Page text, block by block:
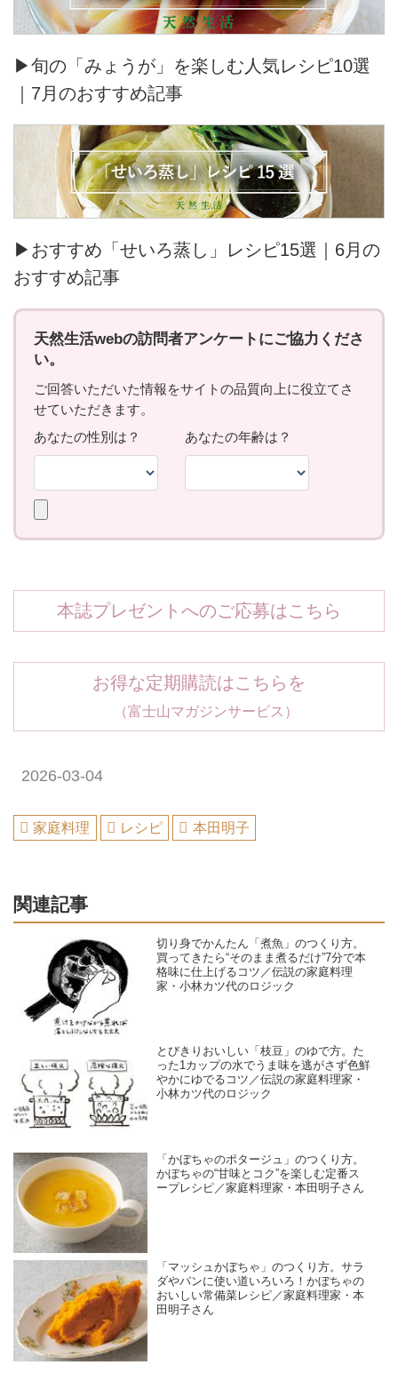
▶旬の「みょうが」を楽しむ人気レシピ10選
｜7月のおすすめ記事
▶おすすめ「せいろ蒸し」レシピ15選｜6月の
おすすめ記事
本誌プレゼントへのご応募はこちら
お得な定期購読はこちらを
（富士山マガジンサービス）
2026-03-04
家庭料理 レシピ 本田明子
関連記事
切り身でかんたん「煮魚」のつくり方。
買ってきたら“そのまま煮るだけ”7分で本
格味に仕上げるコツ／伝説の家庭料理
家・小林カツ代のロジック
とびきりおいしい「枝豆」のゆで方。た
った1カップの水でうま味を逃がさず色鮮
やかにゆでるコツ／伝説の家庭料理家・
小林カツ代のロジック
「かぼちゃのポタージュ」のつくり方。
かぼちゃの“甘味とコク”を楽しむ定番ス
ープレシピ／家庭料理家・本田明子さん
「マッシュかぼちゃ」のつくり方。サラ
ダやパンに使い道いろいろ！かぼちゃの
おいしい常備菜レシピ／家庭料理家・本
田明子さん